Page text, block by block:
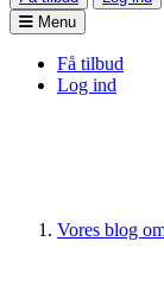
Menu
Få tilbud
Log ind
Vores blog